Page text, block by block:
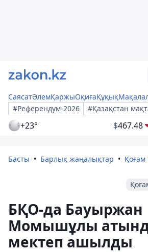
СаясатӘлемҚаржыОқиғаҚұқық
#Референдум-2026
#Қазақстан
+23° $467.48
Басты Барлық жаңалықтар
БҚО-да Бауыржан
Момышұлы
мектеп ашылды